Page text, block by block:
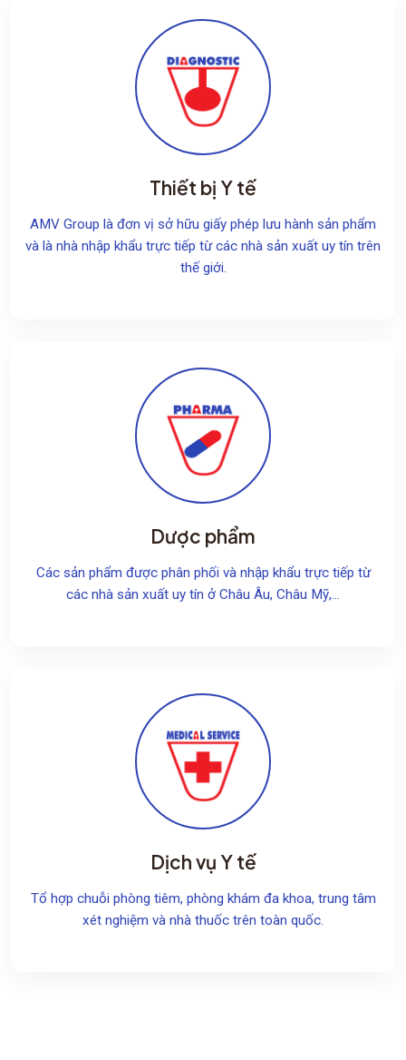
Thiết bị Y tế
AMV Group là đơn vị sở hữu giấy phép lưu hành sản phẩm
và là nhà nhập khẩu trực tiếp từ các nhà sản xuất uy tín trên
thế giới.
Dược phẩm
Các sản phẩm được phân phối và nhập khẩu trực tiếp từ
các nhà sản xuất uy tín ở Châu Âu, Châu Mỹ,...
Dịch vụ Y tế
Tổ hợp chuỗi phòng tiêm, phòng khám đa khoa, trung tâm
xét nghiệm và nhà thuốc trên toàn quốc.